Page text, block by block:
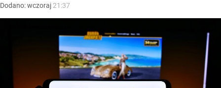
Dodano:wczoraj 21:37